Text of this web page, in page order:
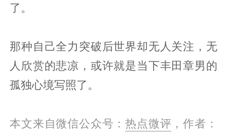
了。
那种自己全力突破后世界却无人关注，无
人欣赏的悲凉，或许就是当下丰田章男的
孤独心境写照了。
本文来自微信公众号：热点微评 ，作者：